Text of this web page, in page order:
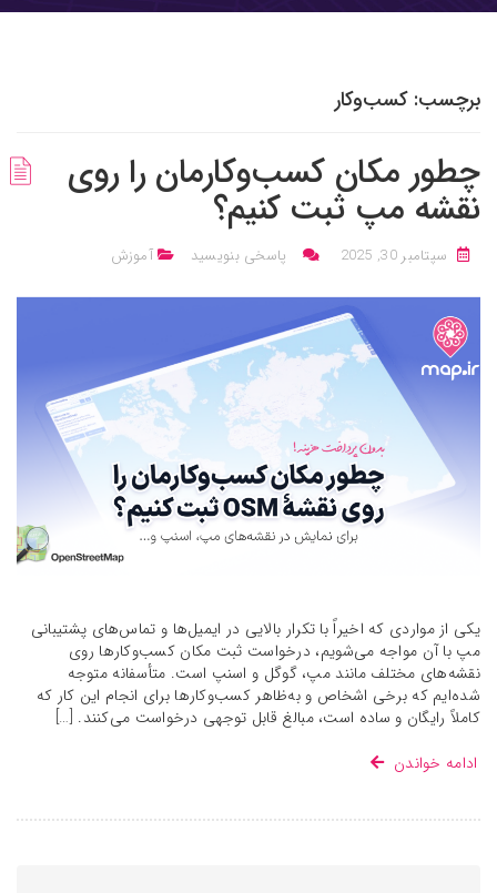
برچسب: کسب‌وکار
چطور مکان کسب‌وکارمان را روی
نقشه‌ مپ ثبت کنیم؟
سپتامبر 30, 2025 پاسخی بنویسید آموزش
یکی از مواردی که اخیراً با تکرار بالایی در ایمیل‌ها و تماس‌های پشتیبانی
مپ با آن مواجه می‌شویم، درخواست ثبت مکان کسب‌وکارها روی
نقشه‌های مختلف مانند مپ، گوگل و اسنپ است. متأسفانه متوجه
شده‌ایم که برخی اشخاص و به‌ظاهر کسب‌وکارها برای انجام این کار که
کاملاً رایگان و ساده است، مبالغ قابل توجهی درخواست می‌کنند. […]
ادامه خواندن